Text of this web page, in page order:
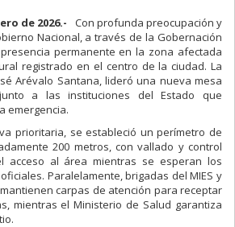
de 2026.-
Con profunda preocupación y
Nacional, a través de la Gobernación
permanente en la zona afectada
registrado en el centro de la ciudad. La
Arévalo Santana, lideró una nueva mesa
a las instituciones del Estado que
emergencia.
prioritaria, se estableció un perímetro de
200 metros, con vallado y control
acceso al área mientras se esperan los
Paralelamente, brigadas del MIES y
carpas de atención para receptar
mientras el Ministerio de Salud garantiza